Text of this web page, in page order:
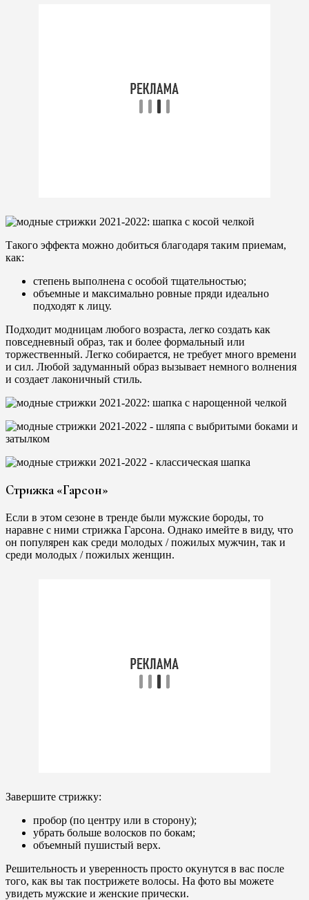
Такого эффекта можно добиться благодаря таким приемам,
как:
степень выполнена с особой тщательностью;
объемные и максимально ровные пряди идеально
подходят к лицу.
Подходит модницам любого возраста, легко создать как
повседневный образ, так и более формальный или
торжественный. Легко собирается, не требует много времени
и сил. Любой задуманный образ вызывает немного волнения
и создает лаконичный стиль.
Стрижка «Гарсон»
Если в этом сезоне в тренде были мужские бороды, то
наравне с ними стрижка Гарсона. Однако имейте в виду, что
он популярен как среди молодых / пожилых мужчин, так и
среди молодых / пожилых женщин.
Завершите стрижку:
пробор (по центру или в сторону);
убрать больше волосков по бокам;
объемный пушистый верх.
Решительность и уверенность просто окунутся в вас после
того, как вы так пострижете волосы. На фото вы можете
увидеть мужские и женские прически.